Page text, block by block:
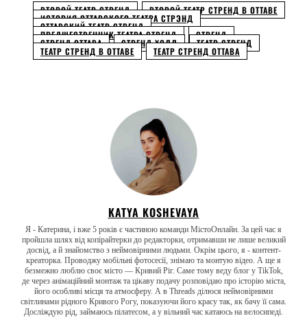
ВТОРОЙ ТЕАТР СТРЕНД ВТОРОЙ ТЕАТР СТРЕНД В ОТТАВЕ
ИСТОРИЯ ОТТАВСКОГО ТЕАТРА СТРЭНД
ОТТАВСКИЙ ТЕАТР СТРЕНД
ПРЕДШЕСТВЕННИК ТЕАТРА СТРЕНД СТРЕНД
СТРЕНД ОТТАВА СТРЕНД ХОЛЛ ТЕАТР СТРЕНД
ТЕАТР СТРЕНД В ОТТАВЕ ТЕАТР СТРЕНД ОТТАВА
KATYA KOSHEVAYA
Я - Катерина, і вже 5 років є частиною команди МістоОнлайн. За цей час я
пройшла шлях від копірайтерки до редакторки, отримавши не лише великий
досвід, а й знайомство з неймовірними людьми. Окрім цього, я - контент-
креаторка. Проводжу мобільні фотосесії, знімаю та монтую відео. А ще я
безмежно люблю своє місто — Кривий Ріг. Саме тому веду блог у TikTok,
де через анімаційний монтаж та цікаву подачу розповідаю про історію міста,
його особливі місця та атмосферу. А в Threads ділюся неймовірними
світлинами рідного Кривого Рогу, показуючи його красу так, як бачу її сама.
Досліждую рід, займаюсь пілатесом, а у вільний час катаюсь на велосипеді.